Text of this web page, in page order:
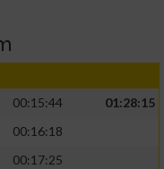
00:15:44
01:28:15
00:16:18
00:17:25